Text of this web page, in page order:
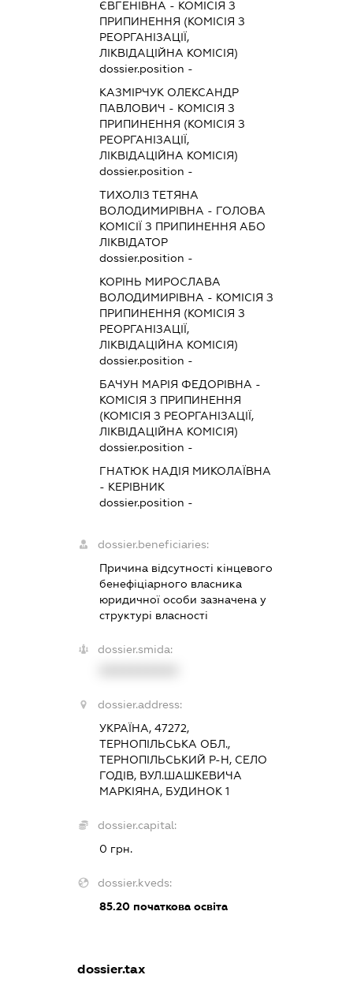
ЄВГЕНІВНА - КОМІСІЯ З
ПРИПИНЕННЯ (КОМІСІЯ З
РЕОРГАНІЗАЦІЇ,
ЛІКВІДАЦІЙНА КОМІСІЯ)
dossier.position -
КАЗМІРЧУК ОЛЕКСАНДР
ПАВЛОВИЧ - КОМІСІЯ З
ПРИПИНЕННЯ (КОМІСІЯ З
РЕОРГАНІЗАЦІЇ,
ЛІКВІДАЦІЙНА КОМІСІЯ)
dossier.position -
ТИХОЛІЗ ТЕТЯНА
ВОЛОДИМИРІВНА - ГОЛОВА
КОМІСІЇ З ПРИПИНЕННЯ АБО
ЛІКВІДАТОР
dossier.position -
КОРІНЬ МИРОСЛАВА
ВОЛОДИМИРІВНА - КОМІСІЯ З
ПРИПИНЕННЯ (КОМІСІЯ З
РЕОРГАНІЗАЦІЇ,
ЛІКВІДАЦІЙНА КОМІСІЯ)
dossier.position -
БАЧУН МАРІЯ ФЕДОРІВНА -
КОМІСІЯ З ПРИПИНЕННЯ
(КОМІСІЯ З РЕОРГАНІЗАЦІЇ,
ЛІКВІДАЦІЙНА КОМІСІЯ)
dossier.position -
ГНАТЮК НАДІЯ МИКОЛАЇВНА
- КЕРІВНИК
dossier.position -
dossier.beneficiaries:
Причина відсутності кінцевого
бенефіціарного власника
юридичної особи зазначена у
структурі власності
dossier.smida:
dossier.address:
УКРАЇНА, 47272,
ТЕРНОПІЛЬСЬКА ОБЛ.,
ТЕРНОПІЛЬСЬКИЙ Р-Н, СЕЛО
ГОДІВ, ВУЛ.ШАШКЕВИЧА
МАРКІЯНА, БУДИНОК 1
dossier.capital:
0 грн.
dossier.kveds:
85.20початкова освіта
dossier.tax